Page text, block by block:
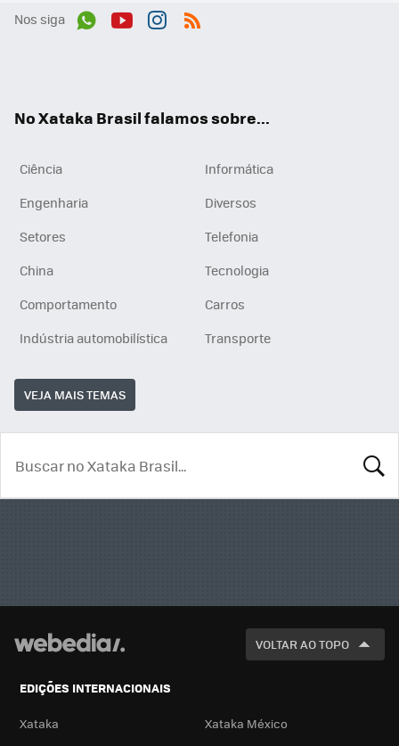
Nos siga
No Xataka Brasil falamos sobre...
Ciência
Informática
Engenharia
Diversos
Setores
Telefonia
China
Tecnologia
Comportamento
Carros
Indústria automobilística
Transporte
VEJA MAIS TEMAS
VOLTAR AO TOPO
EDIÇÕES INTERNACIONAIS
Xataka Xataka México